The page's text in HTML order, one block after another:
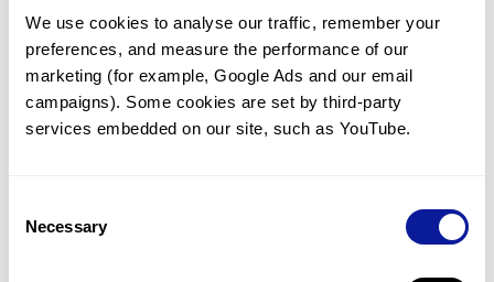
We use cookies to analyse our traffic, remember your
preferences, and measure the performance of our
marketing (for example, Google Ads and our email
campaigns). Some cookies are set by third-party
services embedded on our site, such as YouTube.
Selection
Necessary
임상유전학팀과 소통
궁금한 점을 임상유전학팀과 직접 논의 할 수 있습니다.
문의하기
미진단된 경우에 재분석을 통해 후속 케어를 받을 수 있습니다.